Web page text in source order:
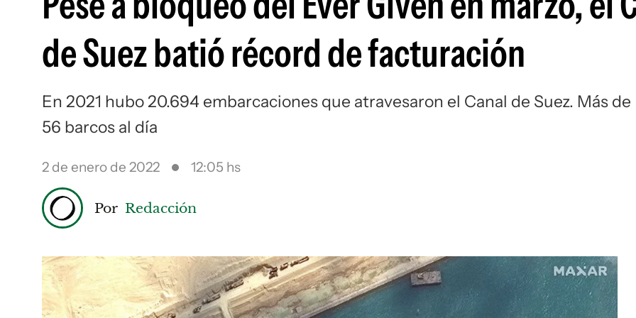
de Suez batió récord de facturación
En 2021 hubo 20.694 embarcaciones que atravesaron el Canal de Suez. Más de
56 barcos al día
2 de enero de 2022 12:05 hs
Por Redacción